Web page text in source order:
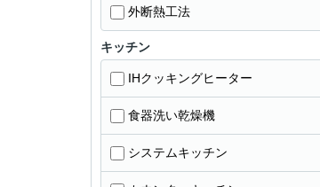
外断熱工法
キッチン
IHクッキングヒーター
食器洗い乾燥機
システムキッチン